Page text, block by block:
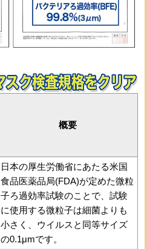
概要
日本の厚生労働省にあたる米国
食品医薬品局(FDA)が定めた微粒
子ろ過効率試験のことで、試験
に使用する微粒子は細菌よりも
小さく、ウイルスと同等サイズ
の0.1μmです。